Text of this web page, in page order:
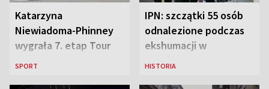
Katarzyna
Niewiadoma-Phinney
wygrała 7. etap Tour
de France i została
SPORT
IPN: szczątki 55 osób
odnalezione podczas
ekshumacji w
Ostrówkach i Woli
HISTORIA